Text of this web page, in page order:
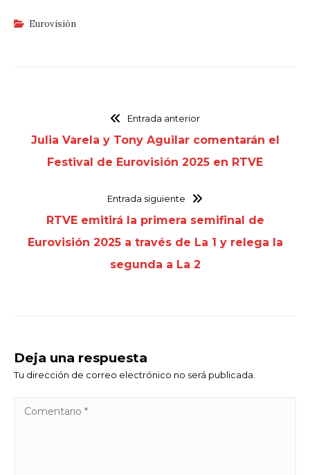
Eurovisión
Entrada anterior
Julia Varela y Tony Aguilar comentarán el
Festival de Eurovisión 2025 en RTVE
Entrada siguiente
RTVE emitirá la primera semifinal de
Eurovisión 2025 a través de La 1 y relega la
segunda a La 2
Deja una respuesta
Tu dirección de correo electrónico no será publicada.